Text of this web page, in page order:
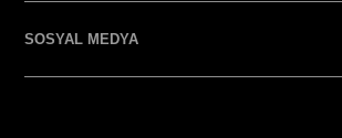
SOSYAL MEDYA